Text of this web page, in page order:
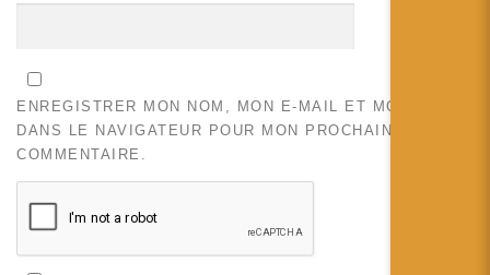
ENREGISTRER MON NOM, MON E-MAIL ET MON SITE
DANS LE NAVIGATEUR POUR MON PROCHAIN
COMMENTAIRE.